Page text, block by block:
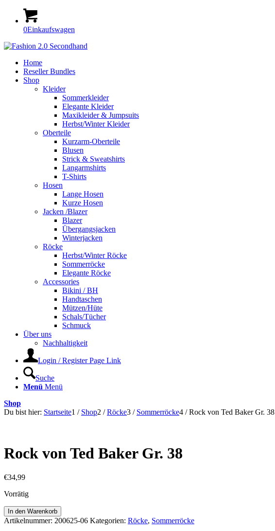
0Einkaufswagen
Home
Reseller Bundles
Shop
Kleider
Sommerkleider
Elegante Kleider
Maxikleider & Jumpsuits
Herbst/Winter Kleider
Oberteile
Kurzarm-Oberteile
Blusen
Strick & Sweatshirts
Langarmshirts
T-Shirts
Hosen
Lange Hosen
Kurze Hosen
Jacken /Blazer
Blazer
Übergangsjacken
Winterjacken
Röcke
Herbst/Winter Röcke
Sommerröcke
Elegante Röcke
Accessories
Bikini / BH
Handtaschen
Mützen/Hüte
Schals/Tücher
Schmuck
Über uns
Nachhaltigkeit
Login / Register Page Link
Suche
Menü Menü
Shop
Du bist hier: Startseite1 / Shop2 / Röcke3 / Sommerröcke4 / Rock von Ted Baker Gr. 38
Rock von Ted Baker Gr. 38
€34,99
Vorrätig
Rock
von
In den Warenkorb
Artikelnummer: 200625-06 Kategorien: Röcke, Sommerröcke